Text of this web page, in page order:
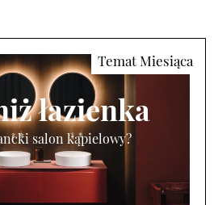
łazienka
salon kąpielowy?